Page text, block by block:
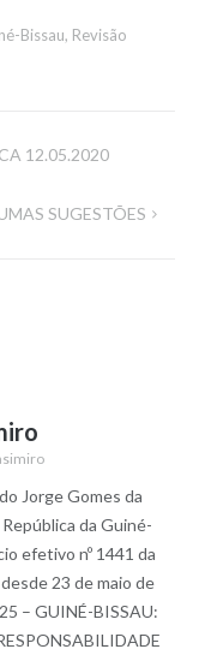
Bissau, Revisão
12.05.2020
SUGESTÕES
Jorge Gomes da
da Guiné-
efetivo nº 1441 da
23 de maio de
– GUINÉ-BISSAU: